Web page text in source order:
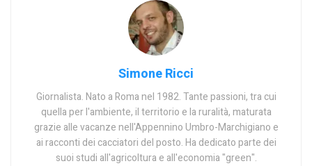
Simone Ricci
Giornalista. Nato a Roma nel 1982. Tante passioni, tra cui
quella per l'ambiente, il territorio e la ruralità, maturata
grazie alle vacanze nell'Appennino Umbro-Marchigiano e
ai racconti dei cacciatori del posto. Ha dedicato parte dei
suoi studi all'agricoltura e all'economia "green".